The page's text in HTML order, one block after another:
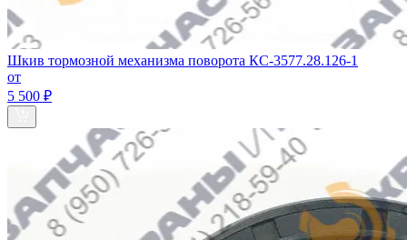
Шкив тормозной механизма поворота КС-3577.28.126-1
от
5 500 ₽